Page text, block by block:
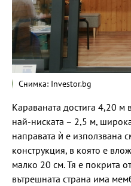
Снимка: Investor.bg
Караваната достига 4,20 м
най-ниската – 2,5 м,
направата ѝ е използвана
конструкция, в която е
малко 20 см. Тя е покрита
вътрешната страна има